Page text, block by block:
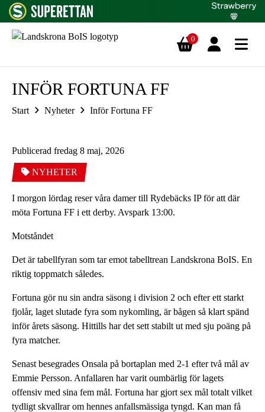
0
INFÖR FORTUNA FF
Start Nyheter Inför Fortuna FF
Publicerad fredag 8 maj, 2026
NYHETER
I morgon lördag reser våra damer till Rydebäcks IP för att där
möta Fortuna FF i ett derby. Avspark 13:00.
Motståndet
Det är tabellfyran som tar emot tabelltrean Landskrona BoIS. En
riktig toppmatch således.
Fortuna gör nu sin andra säsong i division 2 och efter ett starkt
fjolår, laget slutade fyra som nykomling, är bågen så klart spänd
inför årets säsong. Hittills har det sett stabilt ut med sju poäng på
fyra matcher.
Senast besegrades Onsala på bortaplan med 2-1 efter två mål av
Emmie Persson. Anfallaren har varit oumbärlig för lagets
offensiv med sina fem mål. Fortuna har gjort sex mål totalt vilket
tydligt skvallrar om hennes anfallsmässiga tyngd. Kan man få